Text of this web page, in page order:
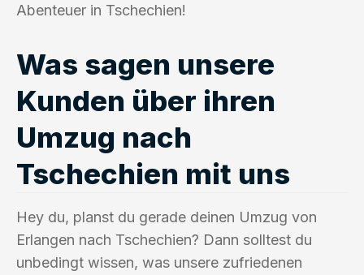
Abenteuer in Tschechien!
Was sagen unsere
Kunden über ihren
Umzug nach
Tschechien mit uns
Hey du, planst du gerade deinen Umzug von
Erlangen nach Tschechien? Dann solltest du
unbedingt wissen, was unsere zufriedenen